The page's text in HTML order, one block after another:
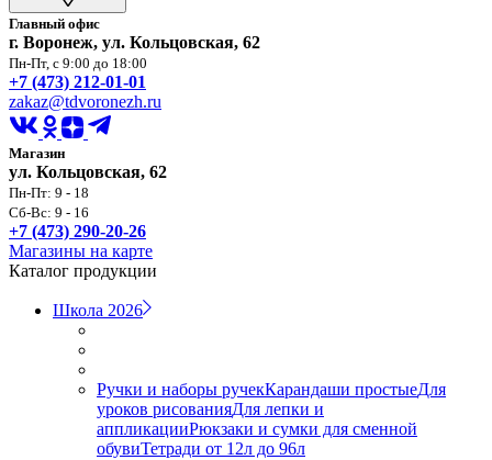
Главный офис
г. Воронеж, ул. Кольцовская, 62
Пн-Пт, с 9:00 до 18:00
+7 (473) 212-01-01
zakaz@tdvoronezh.ru
Магазин
ул. Кольцовская, 62
Пн-Пт: 9 - 18
Сб-Вс: 9 - 16
+7 (473) 290-20-26
Магазины на карте
Каталог продукции
Школа 2026
Ручки и наборы ручекКарандаши простыеДля
уроков рисованияДля лепки и
аппликацииРюкзаки и сумки для сменной
обувиТетради от 12л до 96л